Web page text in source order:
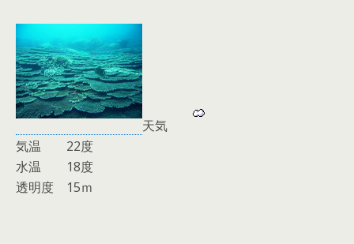
天気
気温 22度
水温 18度
透明度 15ｍ